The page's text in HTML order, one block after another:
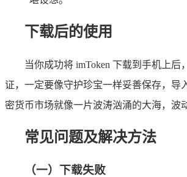
下载后的使用
当你成功将 imToken 下载到手机上
证，一定要像守护珍宝一样妥善保存，导
密货币市场就像一片波涛汹涌的大海，波
常见问题及解决方法
（一）下载失败